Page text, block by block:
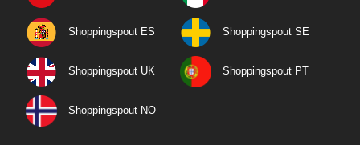
Shoppingspout ES Shoppingspout SE
Shoppingspout UK Shoppingspout PT
Shoppingspout NO